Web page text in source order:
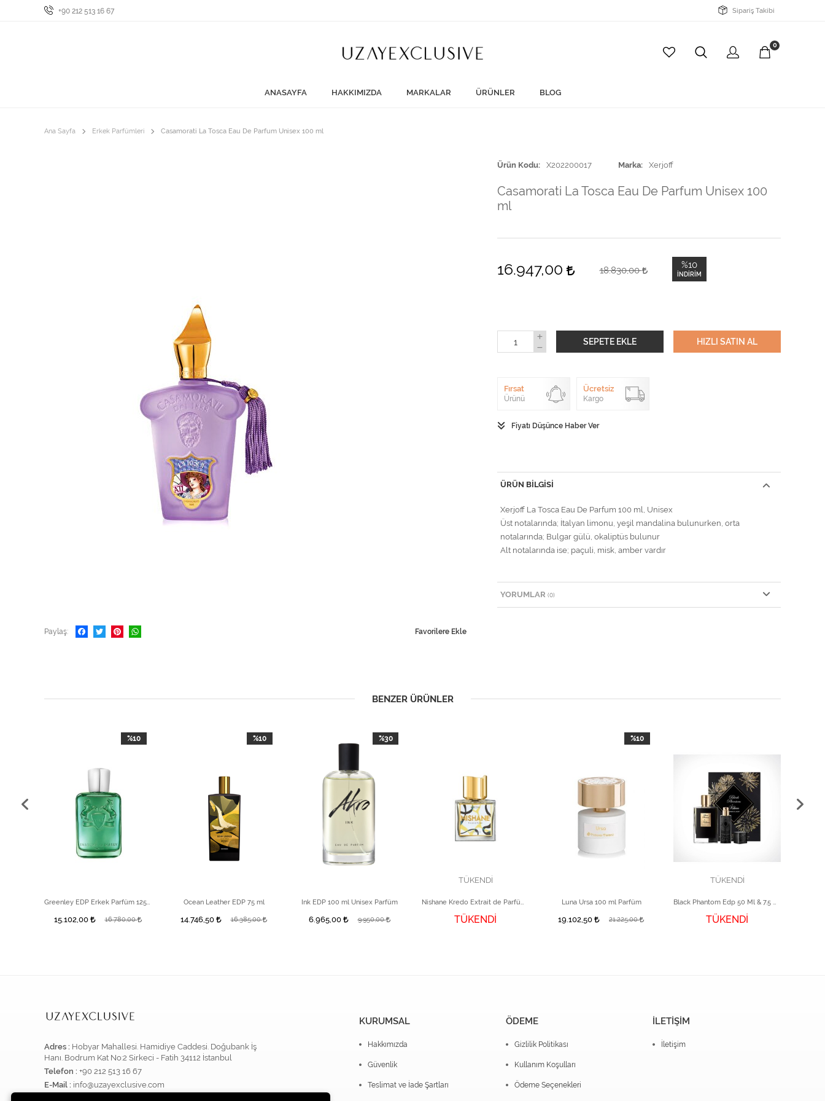
+90 212 513 16 67 Sipariş Takibi
0
ANASAYFA HAKKIMIZDA MARKALAR ÜRÜNLER BLOG
Ana Sayfa Erkek Parfümleri Casamorati La Tosca Eau De Parfum Unisex 100 ml
Paylaş Favorilere Ekle
Ürün Kodu X202200017 Marka Xerjoff
Casamorati La Tosca Eau De Parfum Unisex 100
ml
16.947,00 18.830,00 %10
İNDIRIM
SEPETE EKLE HIZLI SATIN AL
Fırsat
Ürünü
Ücretsiz
Kargo
Fiyatı Düşünce Haber Ver
ÜRÜN BILGISI
Xerjoff La Tosca Eau De Parfum 100 ml, Unisex
Üst notalarında; İtalyan limonu, yeşil mandalina bulunurken, orta
notalarında; Bulgar gülü, okaliptüs bulunur
Alt notalarında ise; paçuli, misk, amber vardır
YORUMLAR (0)
BENZER ÜRÜNLER
15.102,00 16.780,00
%10
Ocean Leather EDP 75 ml
14.746,50 16.385,00
%10
Ink EDP 100 ml Unisex Parfüm
6.965,00 9.950,00
%30
TÜKENDİ
TÜKENDİ
Luna Ursa 100 ml Parfüm
19.102,50 21.225,00
%10
TÜKENDİ
TÜKENDİ
Adres : Hobyar Mahallesi. Hamidiye Caddesi. Doğubank İş
Hanı. Bodrum Kat No:2 Sirkeci - Fatih 34112 İstanbul
Telefon : +90 212 513 16 67
E-Mail : info@uzayexclusive.com
KURUMSAL
Hakkımızda
Güvenlik
Teslimat ve İade Şartları
ÖDEME
Gizlilik Politikası
Kullanım Koşulları
Ödeme Seçenekleri
İLETİŞİM
İletişim